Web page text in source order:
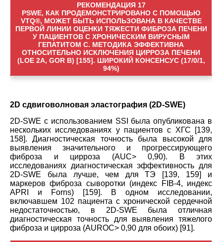
РЕКОМЕНДАЦИЯ 17
PSWE, КАК ПРОДЕМОНСТРИРОВАНО С ПОМОЩЬЮ
VTQ®, МОЖЕТ БЫТЬ ИСПОЛЬЗОВАНА В КАЧЕСТВЕ
ПЕРВОЙ ЛИНИИ ОЦЕНКИ ТЯЖЕСТИ ФИБРОЗА ПЕЧЕНИ
У ПАЦИЕНТОВ С ХРОНИЧЕСКИМ ВИРУСНЫМ
ГЕПАТИТОМ C. МЕТОДИКА ЭФФЕКТИВНА
ОТНОСИТЕЛЬНО ИСКЛЮЧЕНИЯ ЦИРРОЗА ПЕЧЕНИ
(LOE 2A, GOR B) [155]. ШИРОКИЙ КОНСЕНСУС (17/0/1,
94%)
2D сдвиговолновая эластография (2D-SWE)
2D-SWE с использованием SSI была опубликована в
нескольких исследованиях у пациентов с ХГС [139,
158]. Диагностическая точность была высокой для
выявления значительного и прогрессирующего
фиброза и цирроза (AUC> 0,90). В этих
исследованиях диагностическая эффективность для
2D-SWE была лучше, чем для TЭ [139, 159] и
маркеров фиброза сыворотки (индекс FIB-4, индекс
APRI и Forns) [159]. В одном исследовании,
включавшем 102 пациента с хронической сердечной
недостаточностью, в 2D-SWE была отличная
диагностическая точность для выявления тяжелого
фиброза и цирроза (AUROC> 0,90 для обоих) [91].